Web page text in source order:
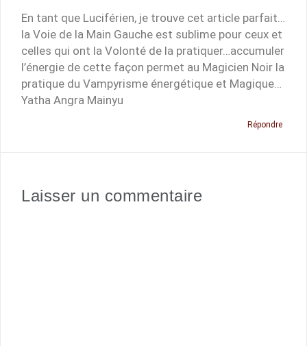
En tant que Luciférien, je trouve cet article parfait…
la Voie de la Main Gauche est sublime pour ceux et
celles qui ont la Volonté de la pratiquer…accumuler
l’énergie de cette façon permet au Magicien Noir la
pratique du Vampyrisme énergétique et Magique…
Yatha Angra Mainyu
Répondre
Laisser un commentaire